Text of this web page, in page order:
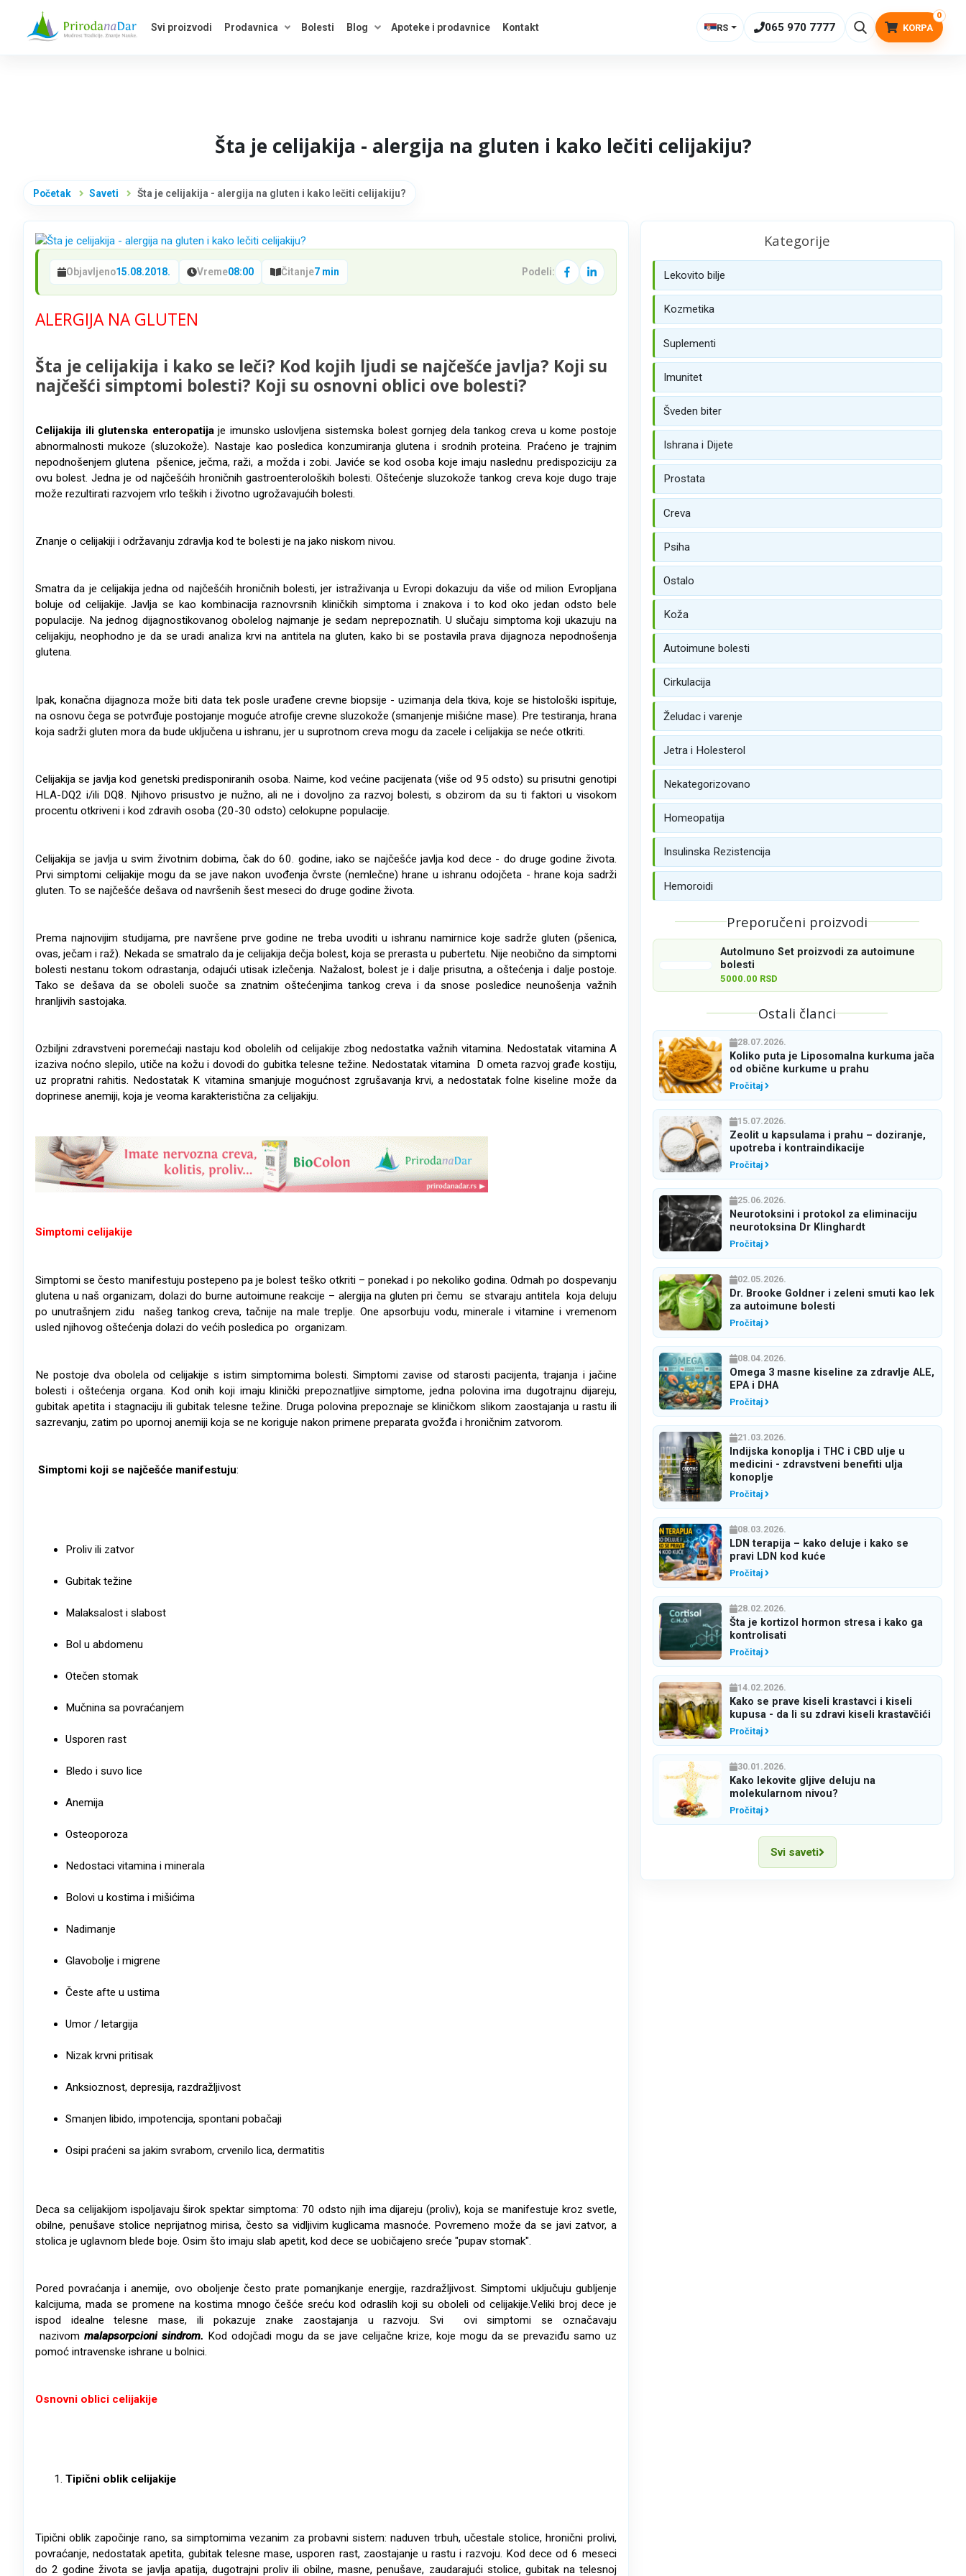
Svi proizvodi Prodavnica
Otvori kategorije
Bolesti Blog
Otvori savete
Apoteke i prodavnice Kontakt RS 065 970 7777
0
KORPA
Šta je celijakija - alergija na gluten i kako lečiti celijakiju?
Početak Saveti Šta je celijakija - alergija na gluten i kako lečiti celijakiju?
Objavljeno15.08.2018. Vreme08:00 Čitanje7 min Podeli:
ALERGIJA NA GLUTEN
Šta je celijakija i kako se leči? Kod kojih ljudi se najčešće javlja? Koji su
najčešći simptomi bolesti? Koji su osnovni oblici ove bolesti?
Celijakija ili glutenska enteropatijaje imunsko uslovljena sistemska bolest gornjeg dela tankog creva u kome postoje
abnormalnosti mukoze (sluzokože). Nastaje kao posledica konzumiranja glutena i srodnih proteina. Praćeno je trajnim
nepodnošenjem glutena pšenice, ječma, raži, a možda i zobi. Javiće se kod osoba koje imaju naslednu predispoziciju za
ovu bolest. Jedna je od najčešćih hroničnih gastroenteroloških bolesti. Oštećenje sluzokože tankog creva koje dugo traje
može rezultirati razvojem vrlo teških i životno ugrožavajućih bolesti.
Znanje o celijakiji i održavanju zdravlja kod te bolesti je na jako niskom nivou.
Smatra da je celijakija jedna od najčešćih hroničnih bolesti, jer istraživanja u Evropi dokazuju da više od milion Evropljana
boluje od celijakije. Javlja se kao kombinacija raznovrsnih kliničkih simptoma i znakova i to kod oko jedan odsto bele
populacije. Na jednog dijagnostikovanog obolelog najmanje je sedam neprepoznatih. U slučaju simptoma koji ukazuju na
celijakiju, neophodno je da se uradi analiza krvi na antitela na gluten, kako bi se postavila prava dijagnoza nepodnošenja
glutena.
Ipak, konačna dijagnoza može biti data tek posle urađene crevne biopsije - uzimanja dela tkiva, koje se histološki ispituje,
na osnovu čega se potvrđuje postojanje moguće atrofije crevne sluzokože (smanjenje mišićne mase). Pre testiranja, hrana
koja sadrži gluten mora da bude uključena u ishranu, jer u suprotnom creva mogu da zacele i celijakija se neće otkriti.
Celijakija se javlja kod genetski predisponiranih osoba. Naime, kod većine pacijenata (više od 95 odsto) su prisutni genotipi
HLA-DQ2 i/ili DQ8. Njihovo prisustvo je nužno, ali ne i dovoljno za razvoj bolesti, s obzirom da su ti faktori u visokom
procentu otkriveni i kod zdravih osoba (20-30 odsto) celokupne populacije.
Celijakija se javlja u svim životnim dobima, čak do 60. godine, iako se najčešće javlja kod dece - do druge godine života.
Prvi simptomi celijakije mogu da se jave nakon uvođenja čvrste (nemlečne) hrane u ishranu odojčeta - hrane koja sadrži
gluten. To se najčešće dešava od navršenih šest meseci do druge godine života.
Prema najnovijim studijama, pre navršene prve godine ne treba uvoditi u ishranu namirnice koje sadrže gluten (pšenica,
ovas, ječam i raž). Nekada se smatralo da je celijakija dečja bolest, koja se prerasta u pubertetu. Nije neobično da simptomi
bolesti nestanu tokom odrastanja, odajući utisak izlečenja. Nažalost, bolest je i dalje prisutna, a oštećenja i dalje postoje.
Tako se dešava da se oboleli suoče sa znatnim oštećenjima tankog creva i da snose posledice neunošenja važnih
hranljivih sastojaka.
Ozbiljni zdravstveni poremećaji nastaju kod obolelih od celijakije zbog nedostatka važnih vitamina. Nedostatak vitamina A
izaziva noćno slepilo, utiče na kožu i dovodi do gubitka telesne težine. Nedostatak vitamina D ometa razvoj građe kostiju,
uz propratni rahitis. Nedostatak K vitamina smanjuje mogućnost zgrušavanja krvi, a nedostatak folne kiseline može da
doprinese anemiji, koja je veoma karakteristična za celijakiju.
Simptomi celijakije
Simptomi se često manifestuju postepeno pa je bolest teško otkriti – ponekad i po nekoliko godina. Odmah po dospevanju
glutena u naš organizam, dolazi do burne autoimune reakcije – alergija na gluten pri čemu se stvaraju antitela koja deluju
po unutrašnjem zidu našeg tankog creva, tačnije na male treplje. One apsorbuju vodu, minerale i vitamine i vremenom
usled njihovog oštećenja dolazi do većih posledica po organizam.
Ne postoje dva obolela od celijakije s istim simptomima bolesti. Simptomi zavise od starosti pacijenta, trajanja i jačine
bolesti i oštećenja organa. Kod onih koji imaju klinički prepoznatljive simptome, jedna polovina ima dugotrajnu dijareju,
gubitak apetita i stagnaciju ili gubitak telesne težine. Druga polovina prepoznaje se kliničkom slikom zaostajanja u rastu ili
sazrevanju, zatim po upornoj anemiji koja se ne koriguje nakon primene preparata gvožđa i hroničnim zatvorom.
Simptomi koji se najčešće manifestuju:
Proliv ili zatvor
Gubitak težine
Malaksalost i slabost
Bol u abdomenu
Otečen stomak
Mučnina sa povraćanjem
Usporen rast
Bledo i suvo lice
Anemija
Osteoporoza
Nedostaci vitamina i minerala
Bolovi u kostima i mišićima
Nadimanje
Glavobolje i migrene
Česte afte u ustima
Umor / letargija
Nizak krvni pritisak
Anksioznost, depresija, razdražljivost
Smanjen libido, impotencija, spontani pobačaji
Osipi praćeni sa jakim svrabom, crvenilo lica, dermatitis
Deca sa celijakijom ispoljavaju širok spektar simptoma: 70 odsto njih ima dijareju (proliv), koja se manifestuje kroz svetle,
obilne, penušave stolice neprijatnog mirisa, često sa vidljivim kuglicama masnoće. Povremeno može da se javi zatvor, a
stolica je uglavnom blede boje. Osim što imaju slab apetit, kod dece se uobičajeno sreće "pupav stomak".
Pored povraćanja i anemije, ovo oboljenje često prate pomanjkanje energije, razdražljivost. Simptomi uključuju gubljenje
kalcijuma, mada se promene na kostima mnogo češće sreću kod odraslih koji su oboleli od celijakije.Veliki broj dece je
ispod idealne telesne mase, ili pokazuje znake zaostajanja u razvoju. Svi ovi simptomi se označavaju
nazivom malapsorpcioni sindrom. Kod odojčadi mogu da se jave celijačne krize, koje mogu da se prevaziđu samo uz
pomoć intravenske ishrane u bolnici.
Osnovni oblici celijakije
Tipični oblik celijakije
Tipični oblik započinje rano, sa simptomima vezanim za probavni sistem: naduven trbuh, učestale stolice, hronični prolivi,
povraćanje, nedostatak apetita, gubitak telesne mase, usporen rast, zaostajanje u rastu i razvoju. Kod dece od 6 meseci
do 2 godine života se javlja apatija, dugotrajni proliv ili obilne, masne, penušave, zaudarajući stolice, gubitak na telesnoj
Kategorije
Lekovito bilje
Kozmetika
Suplementi
Imunitet
Šveden biter
Ishrana i Dijete
Prostata
Creva
Psiha
Ostalo
Koža
Autoimune bolesti
Cirkulacija
Želudac i varenje
Jetra i Holesterol
Nekategorizovano
Homeopatija
Insulinska Rezistencija
Hemoroidi
Preporučeni proizvodi
AutoImuno Set proizvodi za autoimune
bolesti
5000.00 RSD
Ostali članci
28.07.2026.
Koliko puta je Liposomalna kurkuma jača
od obične kurkume u prahu
Pročitaj
15.07.2026.
Zeolit u kapsulama i prahu – doziranje,
upotreba i kontraindikacije
Pročitaj
25.06.2026.
Neurotoksini i protokol za eliminaciju
neurotoksina Dr Klinghardt
Pročitaj
02.05.2026.
Dr. Brooke Goldner i zeleni smuti kao lek
za autoimune bolesti
Pročitaj
08.04.2026.
Omega 3 masne kiseline za zdravlje ALE,
EPA i DHA
Pročitaj
21.03.2026.
Indijska konoplja i THC i CBD ulje u
medicini - zdravstveni benefiti ulja
konoplje
Pročitaj
08.03.2026.
LDN terapija – kako deluje i kako se
pravi LDN kod kuće
Pročitaj
28.02.2026.
Šta je kortizol hormon stresa i kako ga
kontrolisati
Pročitaj
14.02.2026.
Kako se prave kiseli krastavci i kiseli
kupusa - da li su zdravi kiseli krastavčići
Pročitaj
30.01.2026.
Kako lekovite gljive deluju na
molekularnom nivou?
Pročitaj
Svi saveti